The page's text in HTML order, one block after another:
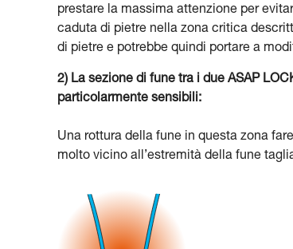
prestare la massima attenzione per
caduta di pietre nella zona critica
di pietre e potrebbe quindi portare a
2) La sezione di fune tra i due ASAP
particolarmente sensibili:
Una rottura della fune in questa zona
molto vicino all’estremità della fune